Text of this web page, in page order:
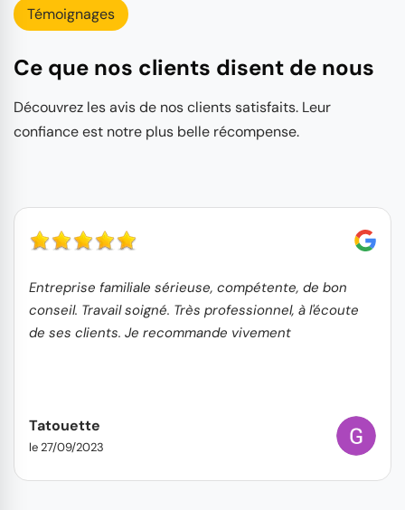
Témoignages
Ce que nos clients disent de nous
Découvrez les avis de nos clients satisfaits. Leur
confiance est notre plus belle récompense.
Entreprise familiale sérieuse, compétente, de bon
conseil. Travail soigné. Très professionnel, à l'écoute
de ses clients. Je recommande vivement
Tatouette
le 27/09/2023